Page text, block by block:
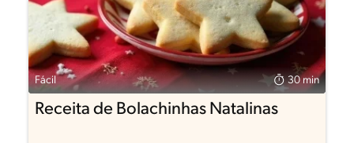
Fácil 30 min
Receita de Bolachinhas Natalinas